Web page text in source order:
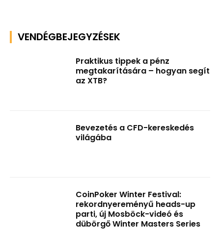
VENDÉGBEJEGYZÉSEK
Praktikus tippek a pénz
megtakarítására – hogyan segít
az XTB?
Bevezetés a CFD-kereskedés
világába
CoinPoker Winter Festival:
rekordnyereményű heads-up
parti, új Mosböck-videó és
dübörgő Winter Masters Series